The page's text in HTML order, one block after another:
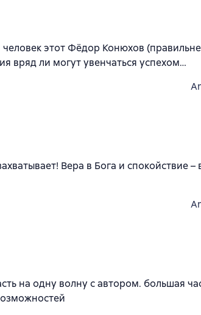
этот Фёдор Конюхов
вряд ли могут увенчаться успехом…
Вера в Бога и спокойствие –
на одну волну с автором. большая